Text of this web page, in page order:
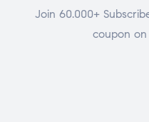
Join 60.000+
coupon on